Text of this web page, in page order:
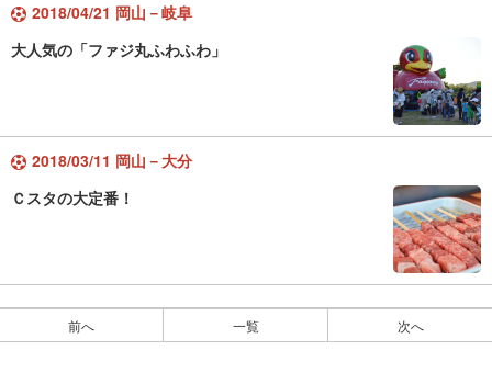
2018/04/21 岡山－岐阜
大人気の「ファジ丸ふわふわ」
2018/03/11 岡山－大分
Ｃスタの大定番！
前へ 一覧 次へ